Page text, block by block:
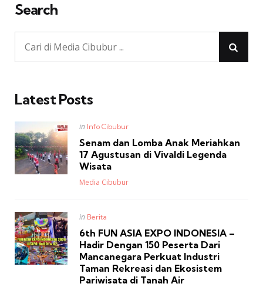
Search
Latest Posts
Posted
in
in Info Cibubur
Senam dan Lomba Anak Meriahkan
17 Agustusan di Vivaldi Legenda
Wisata
Posted
Media Cibubur
Posted
in
in Berita
6th FUN ASIA EXPO INDONESIA –
Hadir Dengan 150 Peserta Dari
Mancanegara Perkuat Industri
Taman Rekreasi dan Ekosistem
Pariwisata di Tanah Air